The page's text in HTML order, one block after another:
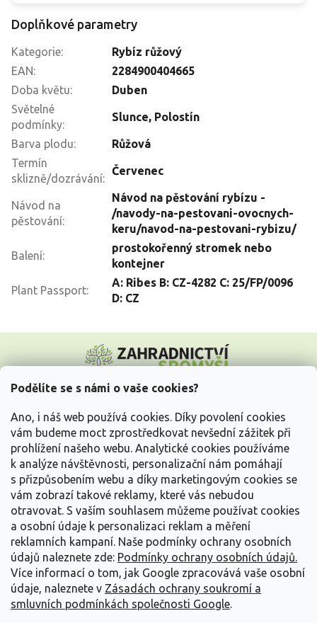
Podělíte se s námi o vaše cookies?
Ano, i náš web používá cookies. Díky povolení cookies
vám budeme moct zprostředkovat nevšední zážitek při
prohlížení našeho webu. Analytické cookies používáme
k analýze návštěvnosti, personalizační nám pomáhají
s přizpůsobením webu a díky marketingovým cookies se
vám zobrazí takové reklamy, které vás nebudou
otravovat. S vaším souhlasem můžeme používat cookies
a osobní údaje k personalizaci reklam a měření
reklamních kampaní. Naše podmínky ochrany osobních
údajů naleznete zde: Podmínky ochrany osobních údajů.
Více informací o tom, jak Google zpracovává vaše osobní
údaje, naleznete v Zásadách ochrany soukromí a
smluvních podmínkách společnosti Google.
Doplňkové parametry
Kategorie:
Rybíz růžový
EAN:
2284900404665
Doba květu:
Duben
Světelné
podmínky:
Slunce, Polostín
Barva plodu:
Růžová
Termín
sklizně/dozrávání:
Červenec
Návod na
pěstování:
Návod na pěstování rybízu -
/navody-na-pestovani-ovocnych-
keru/navod-na-pestovani-rybizu/
Balení:
prostokořenný stromek nebo
kontejner
Plant Passport:
A: Ribes B: CZ-4282 C: 25/FP/0096
D: CZ
p
Vše o nákupu
Informace pro Vás
Kontakujte nás